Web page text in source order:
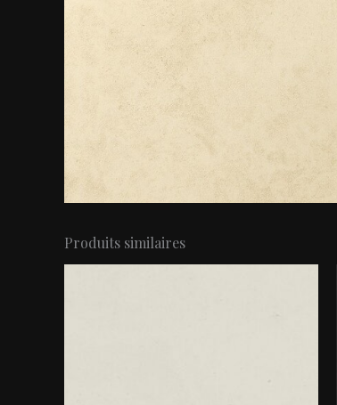
Produits similaires